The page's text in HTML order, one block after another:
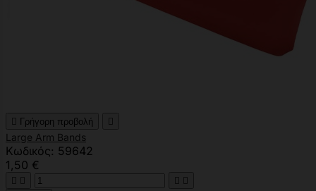
 Γρήγορη προβολή 
Large Arm Bands
Κωδικός: 59642
1,50 €
   